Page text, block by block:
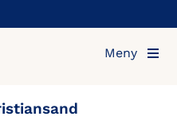
Meny